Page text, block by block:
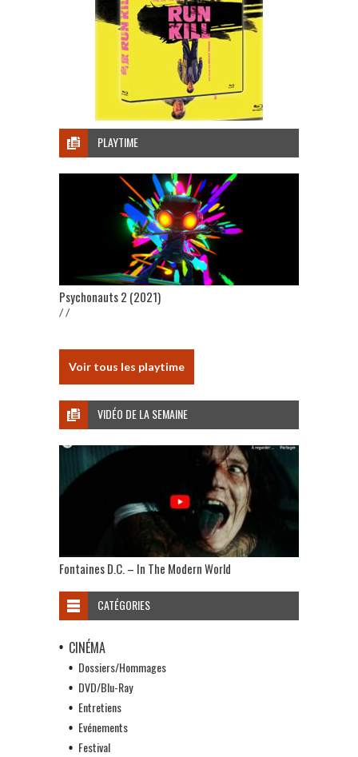
PLAYTIME
Psychonauts 2 (2021)
/ /
Voir tous les playtime
VIDÉO DE LA SEMAINE
Fontaines D.C. – In The Modern World
CATÉGORIES
CINÉMA
Dossiers/Hommages
DVD/Blu-Ray
Entretiens
Evénements
Festival